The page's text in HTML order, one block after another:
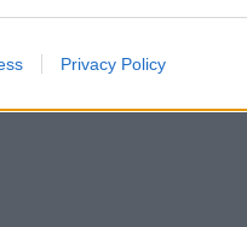
Privacy Policy
hivatalos